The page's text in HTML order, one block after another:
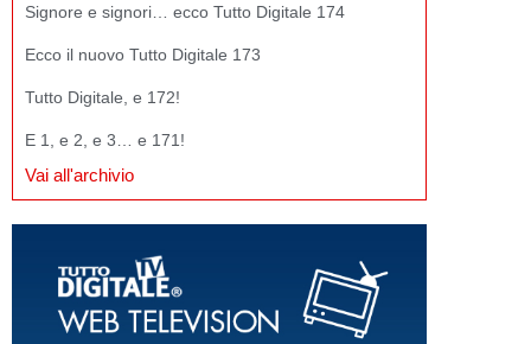
Signore e signori… ecco Tutto Digitale 174
Ecco il nuovo Tutto Digitale 173
Tutto Digitale, e 172!
E 1, e 2, e 3… e 171!
Vai all'archivio